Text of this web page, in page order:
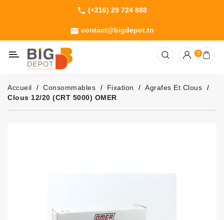
phone (+216) 29 724 888
email contact@bigdepot.tn
Machines
Outillage
Jardinage
Consommables
0
Accueil Consommables Fixation
Agrafes Et Clous
Clous 12/20 (CRT 5000) OMER